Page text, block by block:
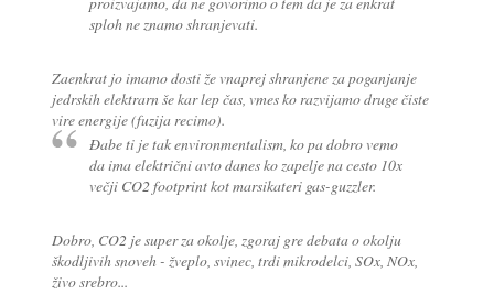
sploh ne znamo shranjevati.
Zaenkrat jo imamo dosti že vnaprej shranjene za poganjanje
jedrskih elektrarn še kar lep čas, vmes ko razvijamo druge čiste
vire energije (fuzija recimo).
Đabe ti je tak environmentalism, ko pa dobro vemo
da ima električni avto danes ko zapelje na cesto 10x
večji CO2 footprint kot marsikateri gas-guzzler.
Dobro, CO2 je super za okolje, zgoraj gre debata o okolju
škodljivih snoveh - žveplo, svinec, trdi mikrodelci, SOx, NOx,
živo srebro...